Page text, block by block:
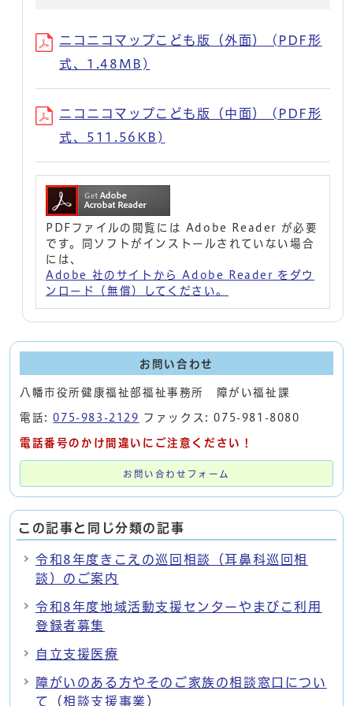
ニコニコマップこども版（外面） (PDF形
式、1.48MB)
ニコニコマップこども版（中面） (PDF形
式、511.56KB)
PDFファイルの閲覧には Adobe Reader が必要
です。同ソフトがインストールされていない場合
には、
Adobe 社のサイトから Adobe Reader をダウ
ンロード（無償）してください。
お問い合わせ
八幡市役所健康福祉部福祉事務所 障がい福祉課
電話:075-983-2129 ファックス: 075-981-8080
電話番号のかけ間違いにご注意ください！
お問い合わせフォーム
この記事と同じ分類の記事
令和8年度きこえの巡回相談（耳鼻科巡回相
談）のご案内
令和8年度地域活動支援センターやまびこ利用
登録者募集
自立支援医療
障がいのある方やそのご家族の相談窓口につい
て（相談支援事業）